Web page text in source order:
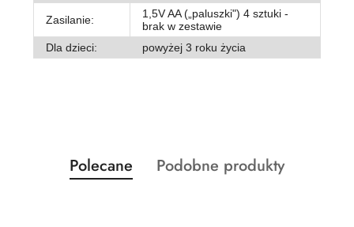
Zasilanie:
1,5V AA („paluszki") 4 sztuki -
brak w zestawie
Dla dzieci:
powyżej 3 roku życia
Pomiń karuzelę produktów
Produkty
o
Polecane
Produkty
Podobne produkty